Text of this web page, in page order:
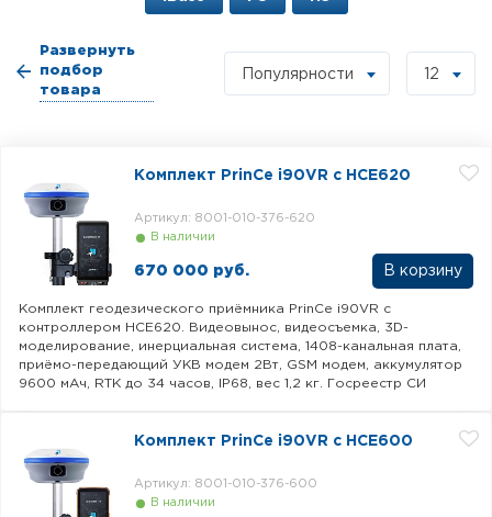
Развернуть
подбор
товара
Популярности 12
Комплект PrinCe i90VR c HCE620
В наличии
Артикул: 8001-010-376-620
670 000 руб.
Комплект геодезического приёмника PrinCe i90VR с
контроллером HCE620. Видеовынос, видеосъемка, 3D-
моделирование, инерциальная система, 1408-канальная плата,
приёмо-передающий УКВ модем 2Вт, GSM модем, аккумулятор
9600 мАч, RTK до 34 часов, IP68, вес 1,2 кг. Госреестр СИ
Комплект PrinCe i90VR c HCE600
В наличии
Артикул: 8001-010-376-600